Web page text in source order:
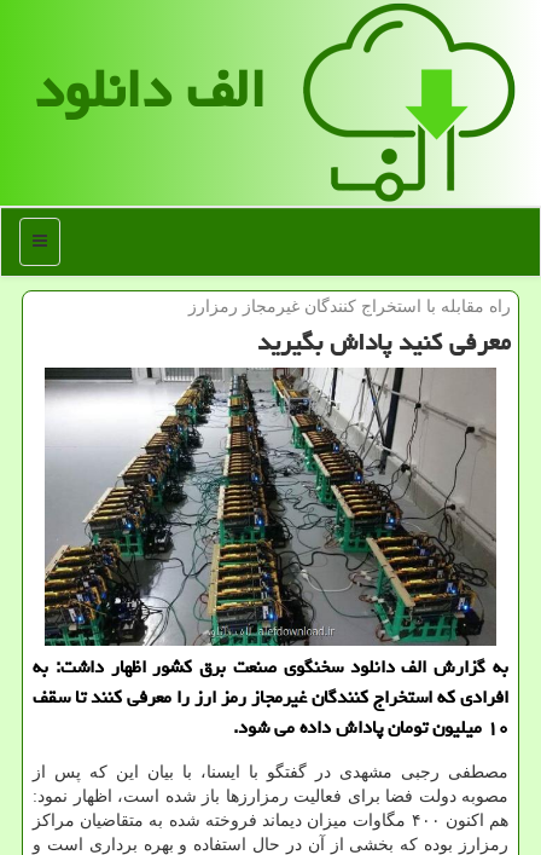
الف دانلود
منو
راه مقابله با استخراج كنندگان غیرمجاز رمزارز
معرفی كنید پاداش بگیرید
به گزارش الف دانلود سخنگوی صنعت برق كشور اظهار داشت: به
افرادی كه استخراج كنندگان غیرمجاز رمز ارز را معرفی كنند تا سقف
۱۰ میلیون تومان پاداش داده می شود.
مصطفی رجبی مشهدی در گفتگو با ایسنا، با بیان این که پس از
مصوبه دولت فضا برای فعالیت رمزارزها باز شده است، اظهار نمود:
هم اکنون ۴۰۰ مگاوات میزان دیماند فروخته شده به متقاضیان مراکز
رمزارز بوده که بخشی از آن در حال استفاده و بهره برداری است و